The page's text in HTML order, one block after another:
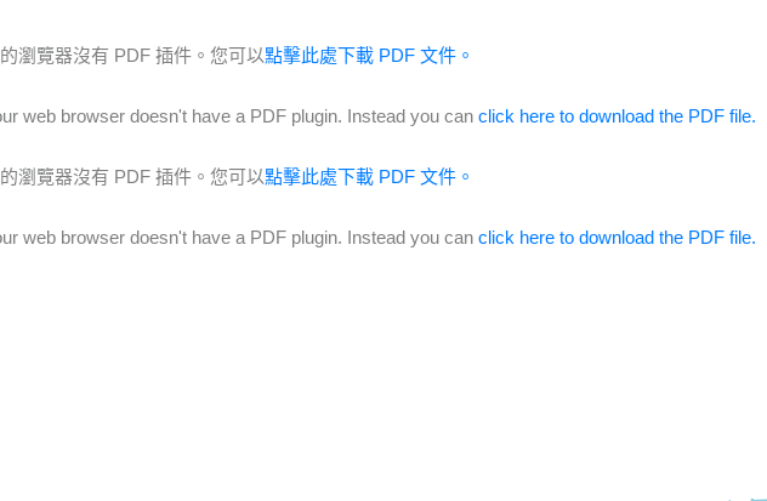
瀏覽器沒有 PDF 插件。您可以點擊此處下載 PDF 文件。
web browser doesn't have a PDF plugin. Instead you can click here to download the PDF file.
瀏覽器沒有 PDF 插件。您可以點擊此處下載 PDF 文件。
web browser doesn't have a PDF plugin. Instead you can click here to download the PDF file.